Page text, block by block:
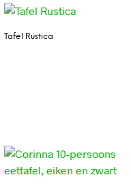
Tafel Rustica